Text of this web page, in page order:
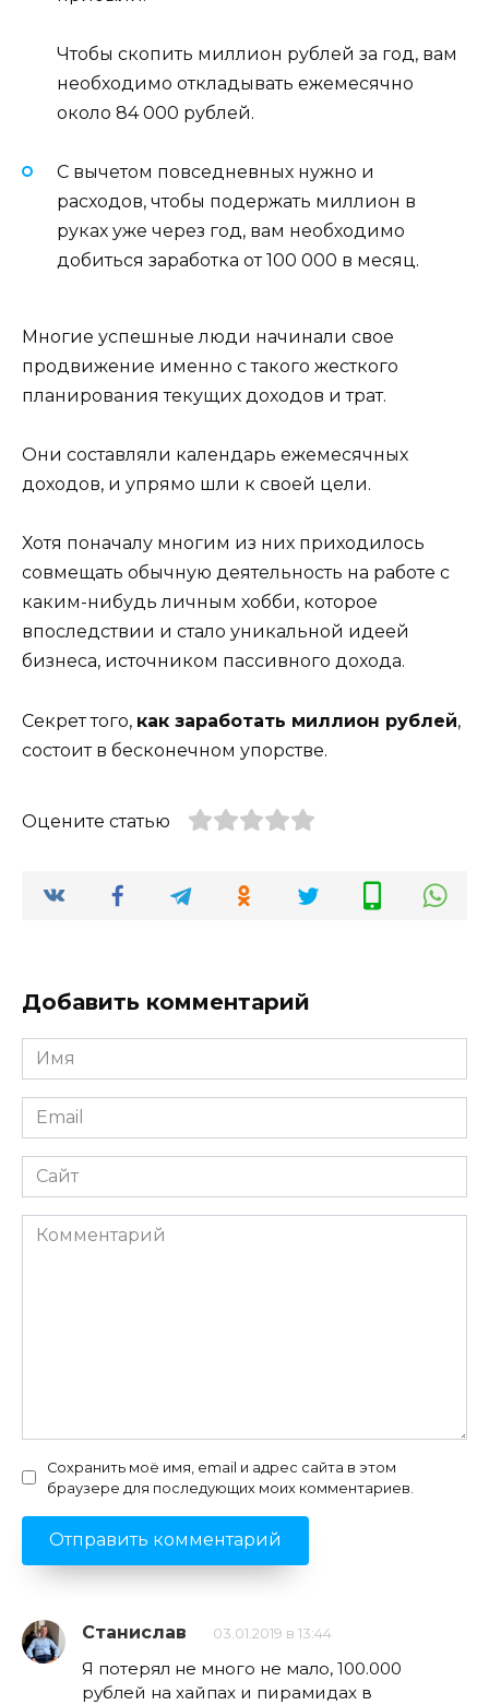
Чтобы скопить миллион рублей за год, вам
необходимо откладывать ежемесячно
около 84 000 рублей.
С вычетом повседневных нужно и
расходов, чтобы подержать миллион в
руках уже через год, вам необходимо
добиться заработка от 100 000 в месяц.
Многие успешные люди начинали свое
продвижение именно с такого жесткого
планирования текущих доходов и трат.
Они составляли календарь ежемесячных
доходов, и упрямо шли к своей цели.
Хотя поначалу многим из них приходилось
совмещать обычную деятельность на работе с
каким-нибудь личным хобби, которое
впоследствии и стало уникальной идеей
бизнеса, источником пассивного дохода.
Секрет того, как заработать миллион рублей,
состоит в бесконечном упорстве.
Оцените статью
Добавить комментарий
Имя
*
Email
*
Сайт
Комментарий
Сохранить моё имя, email и адрес сайта в этом
браузере для последующих моих комментариев.
Станислав 03.01.2019 в 13:44
Я потерял не много не мало, 100.000
рублей на хайпах и пирамидах в